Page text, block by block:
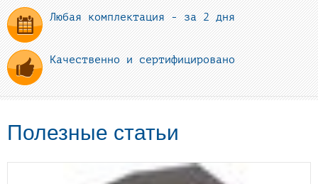
Любая комплектация - за 2 дня
Качественно и сертифицировано
Полезные статьи